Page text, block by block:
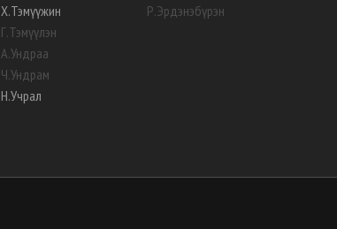
Х.Тэмүүжин
Г.Тэмүүлэн
А.Ундраа
Ч.Ундрам
Н.Учрал
Р.Эрдэнэбүрэн